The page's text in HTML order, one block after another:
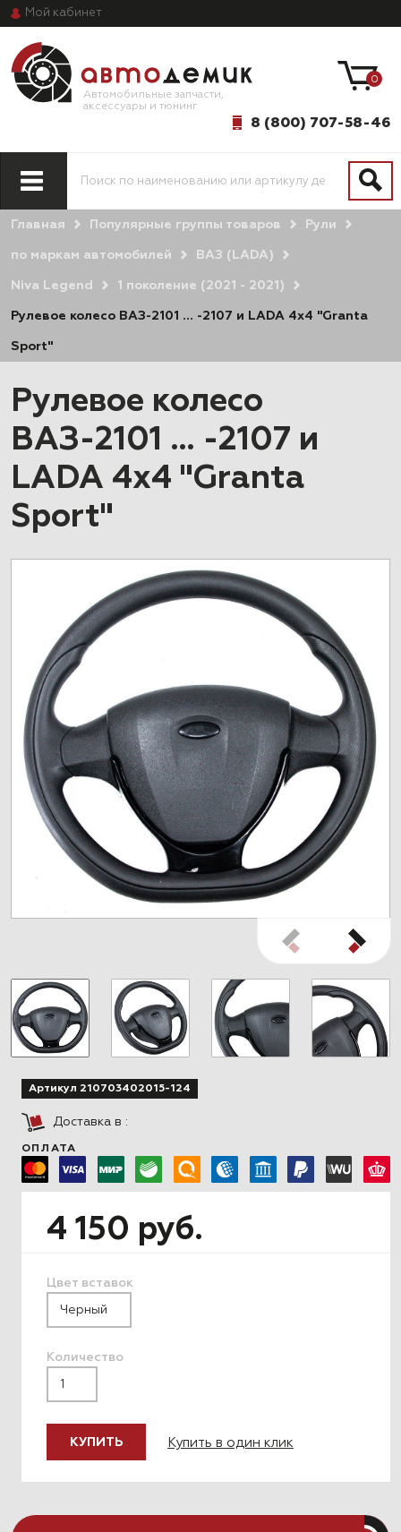
Мой кабинет
Автомобильные запчасти,
аксессуары и тюнинг
8 (800) 707-58-46
0
Главная Популярные группы товаров Рули
по маркам автомобилей ВАЗ (LADA)
Niva Legend 1 поколение (2021 - 2021)
Рулевое колесо ВАЗ-2101 … -2107 и LADA 4x4 "Granta
Sport"
Рулевое колесо
ВАЗ-2101 … -2107 и
LADA 4x4 "Granta
Sport"
Артикул 210703402015-124
Доставка в :
ОПЛАТА
4 150 руб.
Цвет вставок
Количество
КУПИТЬ Купить в один клик